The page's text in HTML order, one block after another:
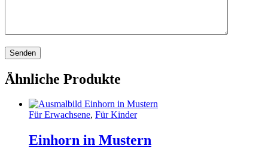
Ähnliche Produkte
Für Erwachsene, Für Kinder
Einhorn in Mustern